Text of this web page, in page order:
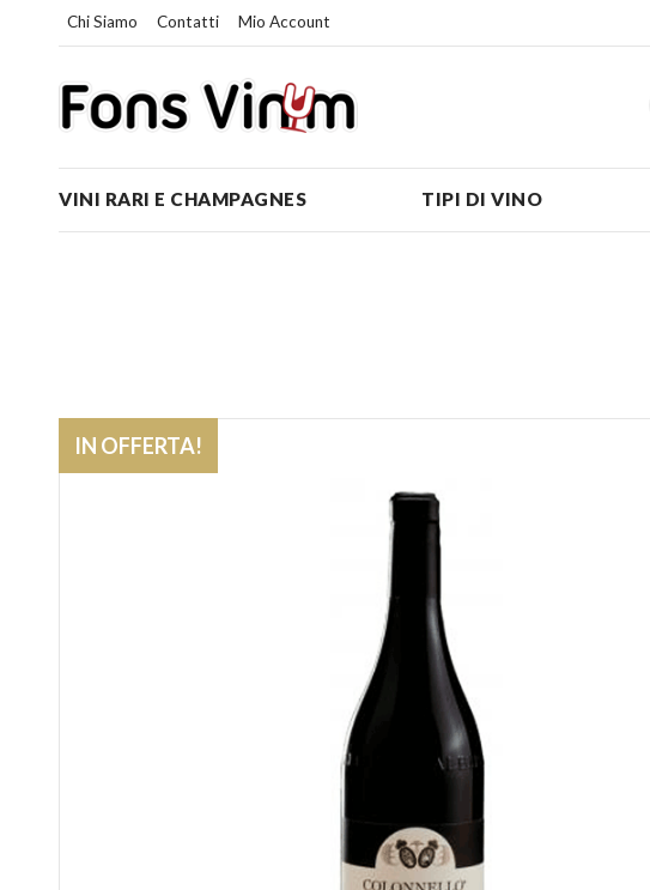
Chi Siamo Contatti Mio Account
VINI RARI E CHAMPAGNES TIPI DI VINO
IN OFFERTA!